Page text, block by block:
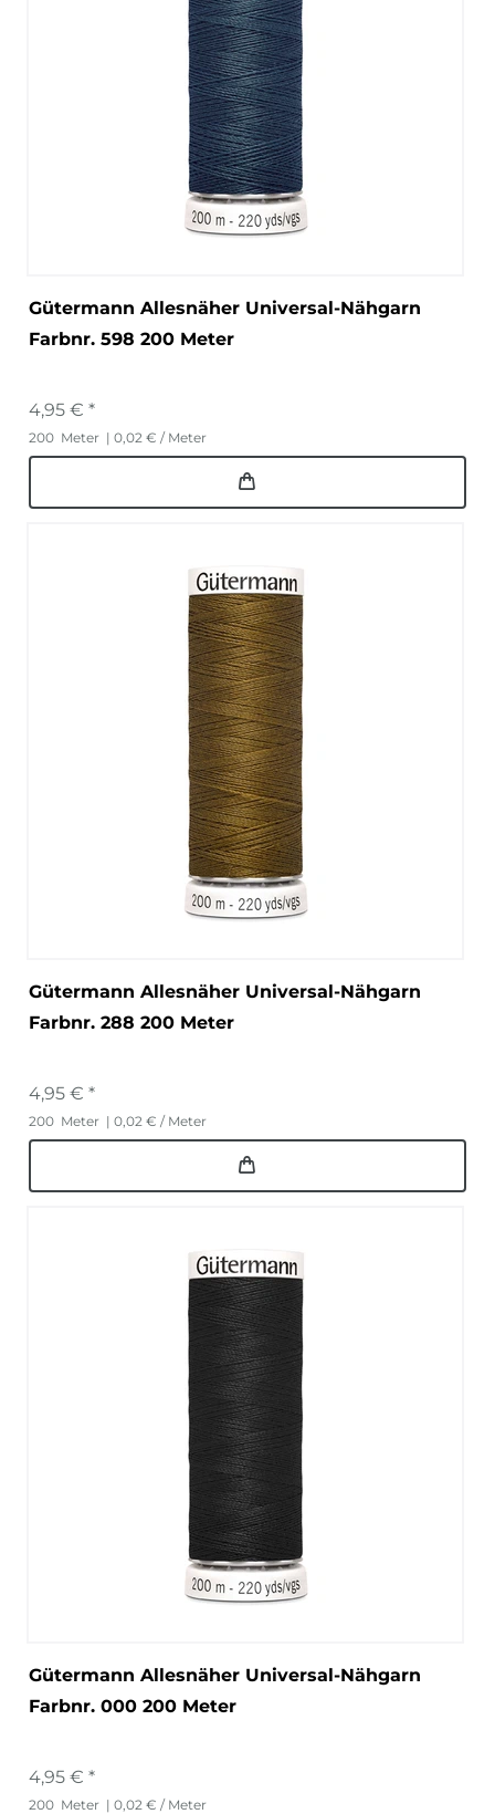
Gütermann Allesnäher Universal-Nähgarn
Farbnr. 598 200 Meter
4,95 € *
200 Meter | 0,02 € / Meter
Gütermann Allesnäher Universal-Nähgarn
Farbnr. 288 200 Meter
4,95 € *
200 Meter | 0,02 € / Meter
Gütermann Allesnäher Universal-Nähgarn
Farbnr. 000 200 Meter
4,95 € *
200 Meter | 0,02 € / Meter